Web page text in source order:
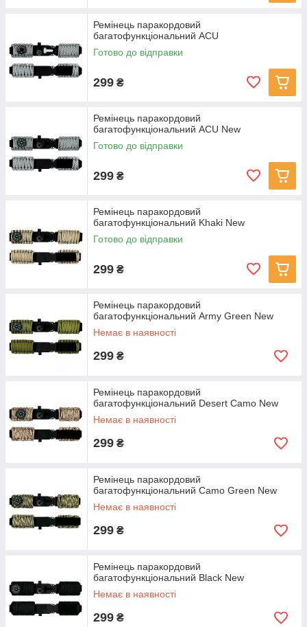
Ремінець паракордовий
багатофункціональний ACU
Готово до відправки
299 ₴
Ремінець паракордовий
багатофункціональний ACU New
Готово до відправки
299 ₴
Ремінець паракордовий
багатофункціональний Khaki New
Готово до відправки
299 ₴
Ремінець паракордовий
багатофункціональний Army Green New
Немає в наявності
299 ₴
Ремінець паракордовий
багатофункціональний Desert Camo New
Немає в наявності
299 ₴
Ремінець паракордовий
багатофункціональний Camo Green New
Немає в наявності
299 ₴
Ремінець паракордовий
багатофункціональний Black New
Немає в наявності
299 ₴